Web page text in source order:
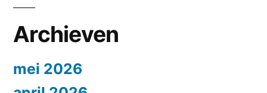
Archieven
mei 2026